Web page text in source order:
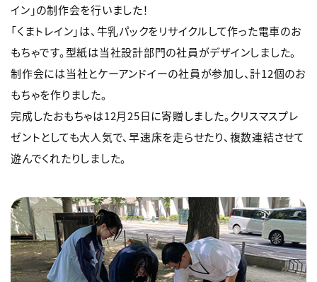
イン」の制作会を行いました！
「くまトレイン」は、牛乳パックをリサイクルして作った電車のお
もちゃです。型紙は当社設計部門の社員がデザインしました。
制作会には当社とケーアンドイーの社員が参加し、計12個のお
もちゃを作りました。
完成したおもちゃは12月25日に寄贈しました。クリスマスプレ
ゼントとしても大人気で、早速床を走らせたり、複数連結させて
遊んでくれたりしました。